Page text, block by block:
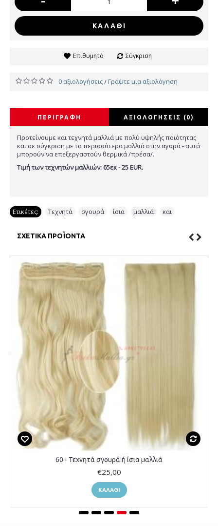
ΚΑΛΆΘΙ
Επιθυμητό Σύγκριση
0 αξιολογήσεις/Γράψτε μια αξιολόγηση
ΠΕΡΙΓΡΑΦΉ ΑΞΙΟΛΟΓΉΣΕΙΣ (0)
Προτείνουμε και τεχνητά μαλλιά με πολύ υψηλής ποιότητας
και σε σύγκριση με τα περισσότερα μαλλιά στην αγορά - αυτά
μπορούν να επεξεργαστούν θερμικά /πρέσα/.
Τιμή των τεχνητών μαλλιών: 65εκ - 25 EUR.
Ετικέτες: Τεχνητά σγουρά ίσια μαλλιά και
ΣΧΕΤΙΚΆ ΠΡΟΪΌΝΤΑ
60 - Τεχνητά σγουρά ή ίσια μαλλιά
€25,00
ΚΑΛΆΘΙ